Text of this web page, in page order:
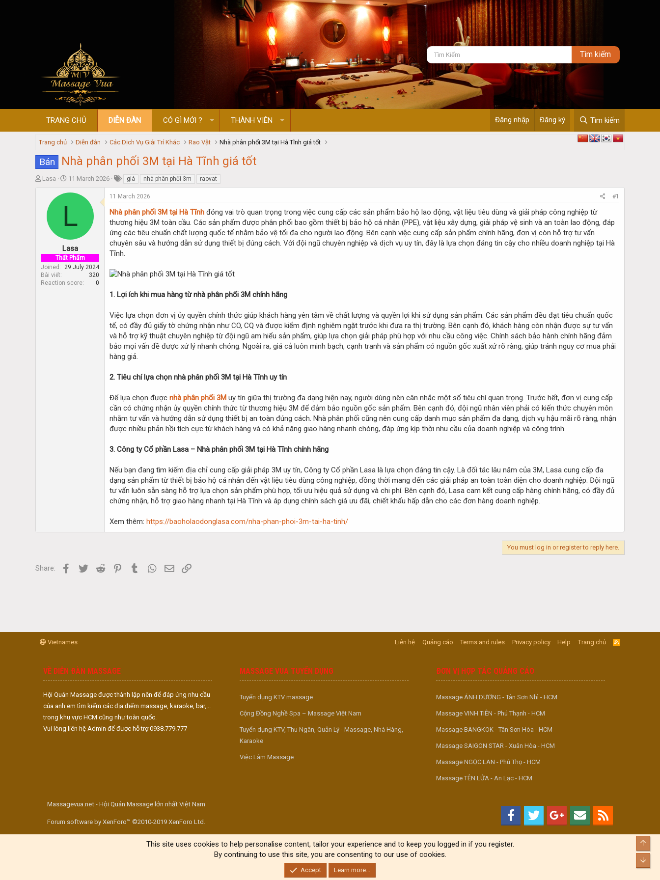
TRANG CHỦ DIỄN ĐÀN CÓ GÌ MỚI ? THÀNH VIÊN Đăng nhập Đăng ký Tìm kiếm
Trang chủ Diễn đàn Các Dịch Vụ Giải Trí Khác Rao Vặt Nhà phân phối 3M tại Hà Tĩnh giá tốt
Bán Nhà phân phối 3M tại Hà Tĩnh giá tốt
T
t
e
r
Lasa
S
d
t
e
11 March 2026 giá nhà phân phối 3m raovat
L
Lasa
Thất Phẩm
Joined
29 July 2024
Bài viết
320
Reaction score
0
11 March 2026 #1
Nhà phân phối 3M tại Hà Tĩnh đóng vai trò quan trọng trong việc cung cấp các sản phẩm bảo hộ lao động, vật liệu tiêu dùng và giải pháp công nghiệp từ
thương hiệu 3M toàn cầu. Các sản phẩm được phân phối bao gồm thiết bị bảo hộ cá nhân (PPE), vật liệu xây dựng, giải pháp vệ sinh và an toàn lao động, đáp
ứng các tiêu chuẩn chất lượng quốc tế nhằm bảo vệ tối đa cho người lao động. Bên cạnh việc cung cấp sản phẩm chính hãng, đơn vị còn hỗ trợ tư vấn
chuyên sâu và hướng dẫn sử dụng thiết bị đúng cách. Với đội ngũ chuyên nghiệp và dịch vụ uy tín, đây là lựa chọn đáng tin cậy cho nhiều doanh nghiệp tại Hà
Tĩnh.
1. Lợi ích khi mua hàng từ nhà phân phối 3M chính hãng
Việc lựa chọn đơn vị ủy quyền chính thức giúp khách hàng yên tâm về chất lượng và quyền lợi khi sử dụng sản phẩm. Các sản phẩm đều đạt tiêu chuẩn quốc
tế, có đầy đủ giấy tờ chứng nhận như CO, CQ và được kiểm định nghiêm ngặt trước khi đưa ra thị trường. Bên cạnh đó, khách hàng còn nhận được sự tư vấn
và hỗ trợ kỹ thuật chuyên nghiệp từ đội ngũ am hiểu sản phẩm, giúp lựa chọn giải pháp phù hợp với nhu cầu công việc. Chính sách bảo hành chính hãng đảm
bảo mọi vấn đề được xử lý nhanh chóng. Ngoài ra, giá cả luôn minh bạch, cạnh tranh và sản phẩm có nguồn gốc xuất xứ rõ ràng, giúp tránh nguy cơ mua phải
hàng giả.
2. Tiêu chí lựa chọn nhà phân phối 3M tại Hà Tĩnh uy tín
Để lựa chọn được nhà phân phối 3M uy tín giữa thị trường đa dạng hiện nay, người dùng nên cân nhắc một số tiêu chí quan trọng. Trước hết, đơn vị cung cấp
cần có chứng nhận ủy quyền chính thức từ thương hiệu 3M để đảm bảo nguồn gốc sản phẩm. Bên cạnh đó, đội ngũ nhân viên phải có kiến thức chuyên môn
nhằm tư vấn và hướng dẫn sử dụng thiết bị an toàn đúng cách. Nhà phân phối cũng nên cung cấp danh mục sản phẩm đa dạng, dịch vụ hậu mãi rõ ràng, nhận
được nhiều phản hồi tích cực từ khách hàng và có khả năng giao hàng nhanh chóng, đáp ứng kịp thời nhu cầu của doanh nghiệp và công trình.
3. Công ty Cổ phần Lasa – Nhà phân phối 3M tại Hà Tĩnh chính hãng
Nếu bạn đang tìm kiếm địa chỉ cung cấp giải pháp 3M uy tín, Công ty Cổ phần Lasa là lựa chọn đáng tin cậy. Là đối tác lâu năm của 3M, Lasa cung cấp đa
dạng sản phẩm từ thiết bị bảo hộ cá nhân đến vật liệu tiêu dùng công nghiệp, đồng thời mang đến các giải pháp an toàn toàn diện cho doanh nghiệp. Đội ngũ
tư vấn luôn sẵn sàng hỗ trợ lựa chọn sản phẩm phù hợp, tối ưu hiệu quả sử dụng và chi phí. Bên cạnh đó, Lasa cam kết cung cấp hàng chính hãng, có đầy đủ
chứng nhận, hỗ trợ giao hàng nhanh tại Hà Tĩnh và áp dụng chính sách giá ưu đãi, chiết khấu hấp dẫn cho các đơn hàng doanh nghiệp.
Xem thêm: https://baoholaodonglasa.com/nha-phan-phoi-3m-tai-ha-tinh/
You must log in or register to reply here.
Share: Facebook
Twitter Reddit PinterestTumblr WhatsApp
Email
Vietnames Liên hệ Quảng cáo Terms and rules Privacy policy Help Trang chủ
R
S
VỀ DIỄN ĐÀN MASSAGE
Hội Quán Massage được thành lập nên để đáp ứng nhu cầu
của anh em tìm kiếm các địa điểm massage, karaoke, bar,...
trong khu vực HCM cũng như toàn quốc.
Vui lòng liên hệ Admin để được hỗ trợ 0938.779.777
MASSAGE VUA TUYỂN DỤNG
Tuyển dụng KTV massage
Cộng Đồng Nghề Spa – Massage Việt Nam
Tuyển dụng KTV, Thu Ngân, Quản Lý - Massage, Nhà Hàng,
Karaoke
Việc Làm Massage
ĐƠN VỊ HỢP TÁC QUẢNG CÁO
Massage ÁNH DƯƠNG - Tân Sơn Nhì - HCM
Massage VINH TIÊN - Phú Thạnh - HCM
Massage BANGKOK - Tân Sơn Hòa - HCM
Massage SAIGON STAR - Xuân Hòa - HCM
Massage NGỌC LAN - Phú Thọ - HCM
Massage TÊN LỬA - An Lạc - HCM
Massagevua.net - Hội Quán Massage lớn nhất Việt Nam
Forum software by XenForo™ ©2010-2019 XenForo Ltd.
This site uses cookies to help personalise content, tailor your experience and to keep you logged in if you register.
By continuing to use this site, you are consenting to our use of cookies.
Accept Learn more...
Top